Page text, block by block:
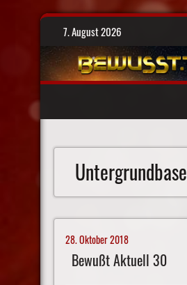
Skip
7. August 2026
28. Oktober 2018
Bewußt Aktuell 30